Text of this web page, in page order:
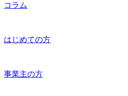
コラム
はじめての方
事業主の方